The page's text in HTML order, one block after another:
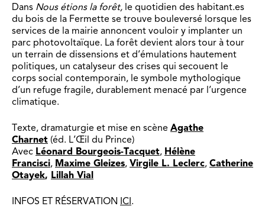
Dans Nous étions la forêt, le quotidien des habitant.es
du bois de la Fermette se trouve bouleversé lorsque les
services de la mairie annoncent vouloir y implanter un
parc photovoltaïque. La forêt devient alors tour à tour
un terrain de dissensions et d’émulations hautement
politiques, un catalyseur des crises qui secouent le
corps social contemporain, le symbole mythologique
d’un refuge fragile, durablement menacé par l’urgence
climatique.
Texte, dramaturgie et mise en scène Agathe
Charnet (éd. L’Œil du Prince)
Avec Léonard Bourgeois-Tacquet, Hélène
Francisci, Maxime Gleizes, Virgile L. Leclerc, Catherine
Otayek, Lillah Vial
INFOS ET RÉSERVATION ICI.